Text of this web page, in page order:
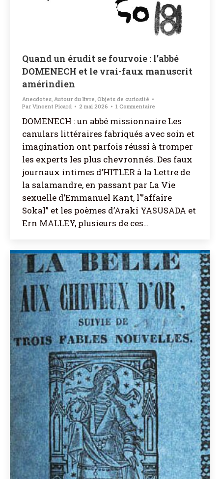
Quand un érudit se fourvoie : l’abbé
DOMENECH et le vrai-faux manuscrit
amérindien
Anecdotes, Autour du livre, Objets de curiosité
Par Vincent Picard 2 mai 2026 1 Commentaire
DOMENECH : un abbé missionnaire Les
canulars littéraires fabriqués avec soin et
imagination ont parfois réussi à tromper
les experts les plus chevronnés. Des faux
journaux intimes d’HITLER à la Lettre de
la salamandre, en passant par La Vie
sexuelle d’Emmanuel Kant, l'”affaire
Sokal” et les poèmes d’Araki YASUSADA et
Ern MALLEY, plusieurs de ces…